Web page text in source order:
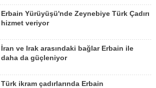
Erbain Yürüyüşü'nde Zeynebiye Türk Çadırı
hizmet veriyor
İran ve Irak arasındaki bağlar Erbain ile
daha da güçleniyor
Türk ikram çadırlarında Erbain